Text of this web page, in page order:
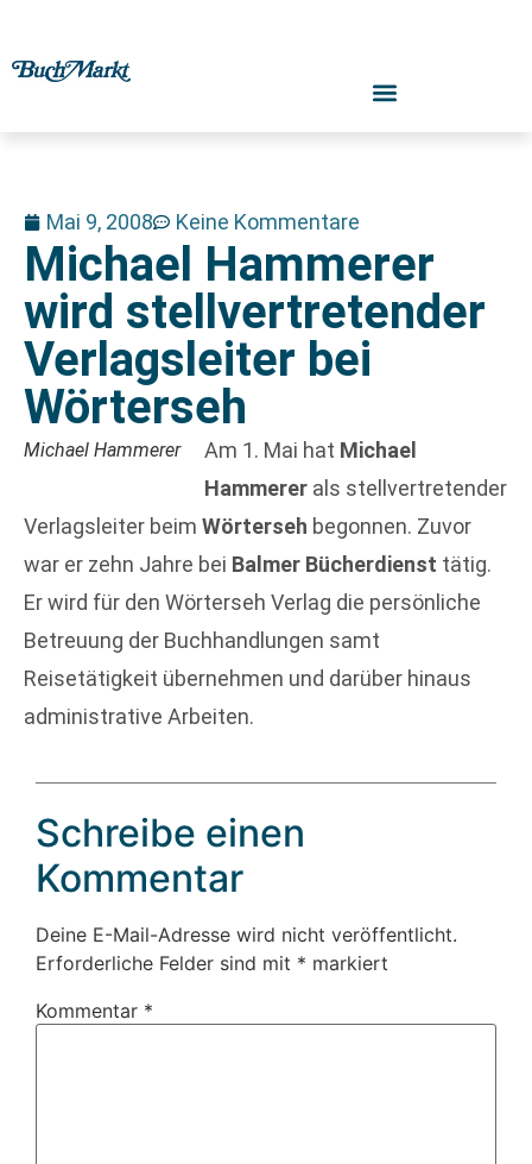
Mai 9, 2008 Keine Kommentare
Michael Hammerer
wird stellvertretender
Verlagsleiter bei
Wörterseh
Michael Hammerer Am 1. Mai hat Michael
Hammerer als stellvertretender
Verlagsleiter beim Wörterseh begonnen. Zuvor
war er zehn Jahre bei Balmer Bücherdienst tätig.
Er wird für den Wörterseh Verlag die persönliche
Betreuung der Buchhandlungen samt
Reisetätigkeit übernehmen und darüber hinaus
administrative Arbeiten.
Schreibe einen
Kommentar
Deine E-Mail-Adresse wird nicht veröffentlicht.
Erforderliche Felder sind mit * markiert
Kommentar *